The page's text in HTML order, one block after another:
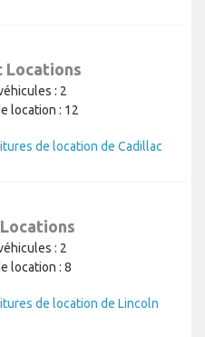
Locations
: 2
location : 12
de location de Cadillac
: 2
location : 8
de location de Lincoln